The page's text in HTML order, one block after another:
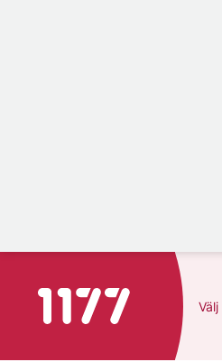
Till startsidan för 1177 Välj